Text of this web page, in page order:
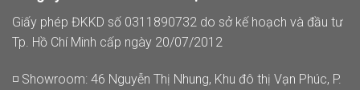
Giấy phép ĐKKD số 0311890732 do sở kế hoạch và đầu tư
Tp. Hồ Chí Minh cấp ngày 20/07/2012
◽ Showroom: 46 Nguyễn Thị Nhung, Khu đô thị Vạn Phúc, P.